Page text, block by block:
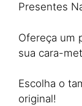
Presentes
Ofereça um
sua cara-
Escolha o
original!